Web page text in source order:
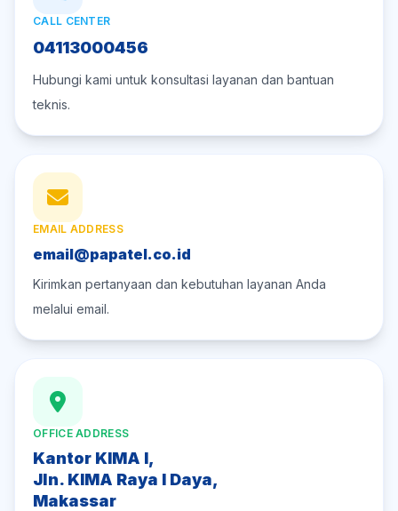
CALL CENTER
04113000456
Hubungi kami untuk konsultasi layanan dan bantuan
teknis.
EMAIL ADDRESS
email@papatel.co.id
Kirimkan pertanyaan dan kebutuhan layanan Anda
melalui email.
OFFICE ADDRESS
Kantor KIMA I,
Jln. KIMA Raya I Daya,
Makassar